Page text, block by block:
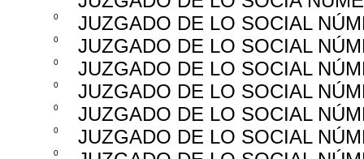
0 JUZGADO DE LO SOCIAL
0 JUZGADO DE LO SOCIAL
0 JUZGADO DE LO SOCIAL
0 JUZGADO DE LO SOCIAL
0 JUZGADO DE LO SOCIAL
0 JUZGADO DE LO SOCIAL
0